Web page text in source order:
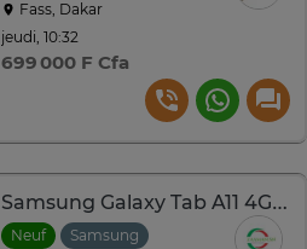
Fass, Dakar
jeudi, 10:32
699 000 F Cfa
Samsung Galaxy Tab A11 4G et WiFi 8.7" 64 Go – 4 Go RAM
Neuf
Samsung